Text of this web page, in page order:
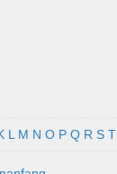
L M N O P Q R S T